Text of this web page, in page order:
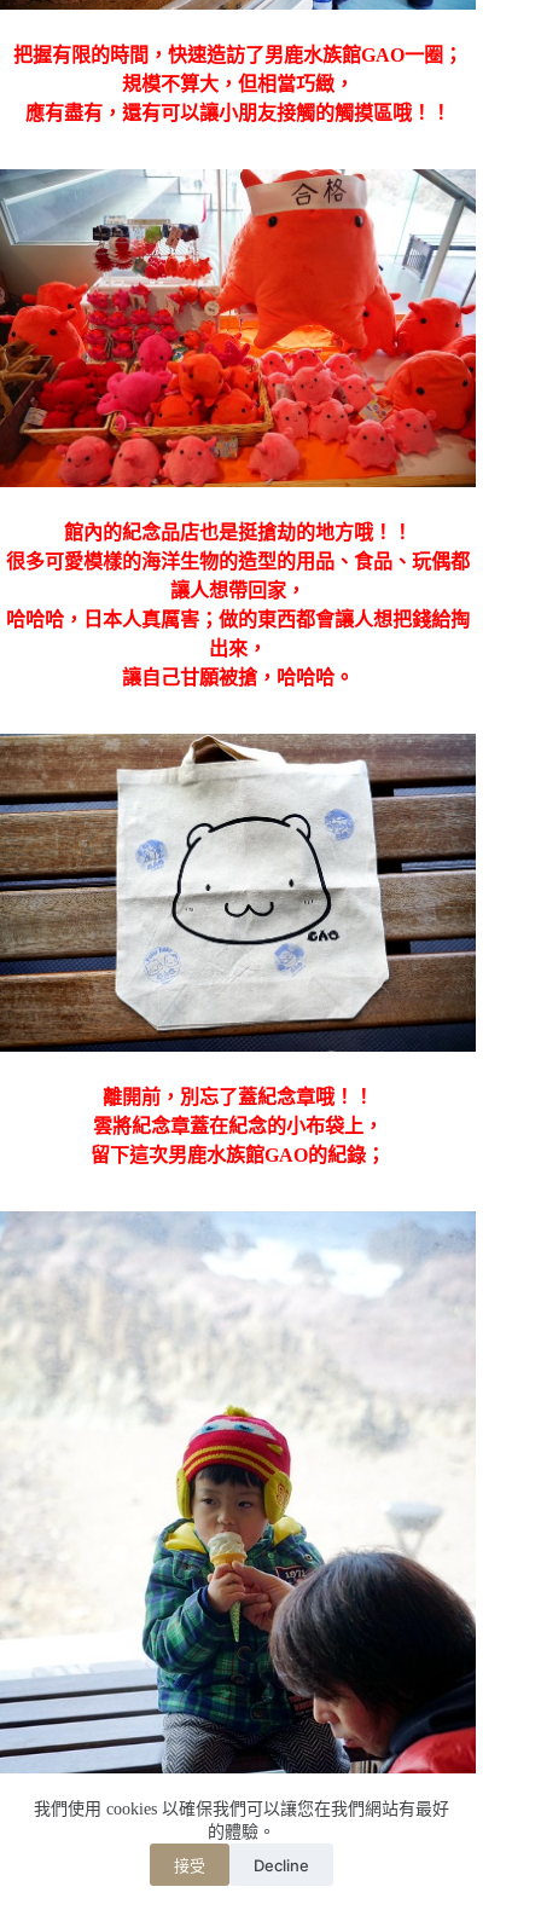
我們使用 cookies 以確保我們可以讓您在我們網站有最好
的體驗。
接受 Decline
把握有限的時間，快速造訪了男鹿水族館GAO一圈；
規模不算大，但相當巧緻，
應有盡有，還有可以讓小朋友接觸的觸摸區哦！！
館內的紀念品店也是挺搶劫的地方哦！！
很多可愛模樣的海洋生物的造型的用品、食品、玩偶都
讓人想帶回家，
哈哈哈，日本人真厲害；做的東西都會讓人想把錢給掏
出來，
讓自己甘願被搶，哈哈哈。
離開前，別忘了蓋紀念章哦！！
雲將紀念章蓋在紀念的小布袋上，
留下這次男鹿水族館GAO的紀錄；